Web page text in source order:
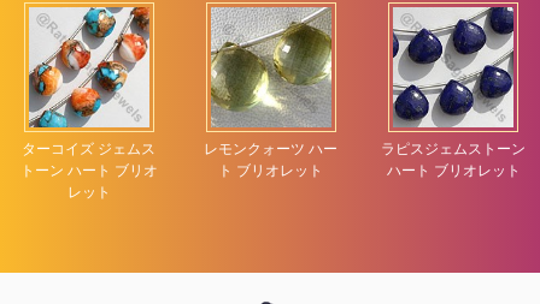
ターコイズ ジェムス
トーン ハート ブリオ
レット
レモンクォーツ ハー
ト ブリオレット
ラピスジェムストーン
ハート ブリオレット